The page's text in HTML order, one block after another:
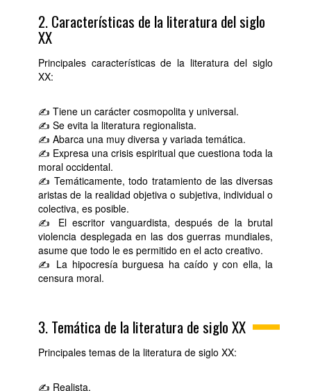
2. Características de la literatura del siglo
XX
Principales características de la literatura del siglo
XX:
✍ Tiene un carácter cosmopolita y universal.
✍ Se evita la literatura regionalista.
✍ Abarca una muy diversa y variada temática.
✍ Expresa una crisis espiritual que cuestiona toda la
moral occidental.
✍ Temáticamente, todo tratamiento de las diversas
aristas de la realidad objetiva o subjetiva, individual o
colectiva, es posible.
✍ El escritor vanguardista, después de la brutal
violencia desplegada en las dos guerras mundiales,
asume que todo le es permitido en el acto creativo.
✍ La hipocresía burguesa ha caído y con ella, la
censura moral.
3. Temática de la literatura de siglo XX
Principales temas de la literatura de siglo XX:
✍ Realista.